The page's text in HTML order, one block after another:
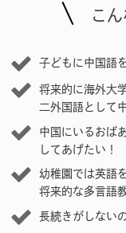
こ
子どもに中国語
将来的に海外大
二外国語として
中国にいるおば
してあげたい！
幼稚園では英語
将来的な多言語
長続きがしない